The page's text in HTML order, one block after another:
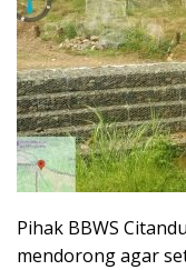
Pihak BBWS
mendorong agar